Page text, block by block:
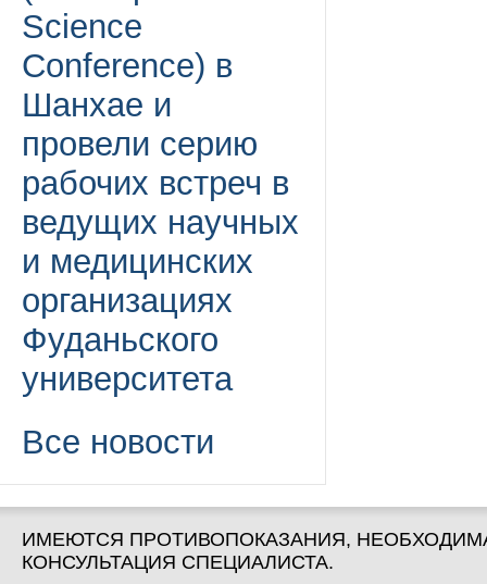
Science
Conference) в
Шанхае и
провели серию
рабочих встреч в
ведущих научных
и медицинских
организациях
Фуданьского
университета
Все новости
ИМЕЮТСЯ ПРОТИВОПОКАЗАНИЯ,
КОНСУЛЬТАЦИЯ СПЕЦИАЛИСТА.